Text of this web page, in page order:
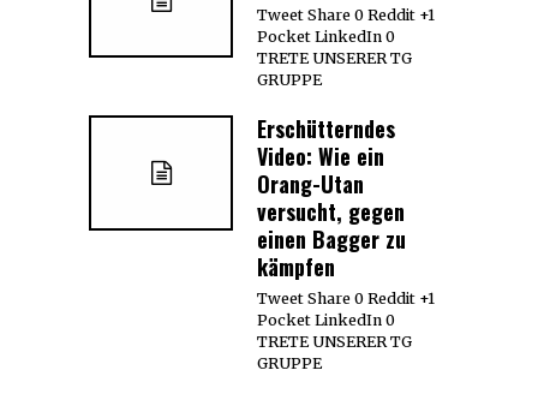
Tweet Share 0 Reddit +1
Pocket LinkedIn 0
TRETE UNSERER TG
GRUPPE
Erschütterndes
Video: Wie ein
Orang-Utan
versucht, gegen
einen Bagger zu
kämpfen
Tweet Share 0 Reddit +1
Pocket LinkedIn 0
TRETE UNSERER TG
GRUPPE